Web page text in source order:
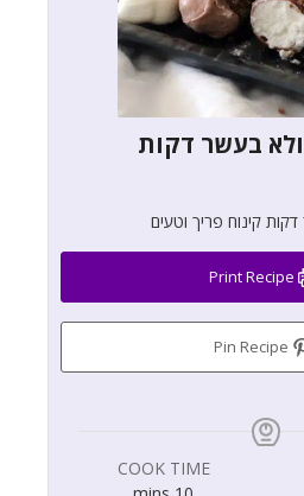
בעשר דקות
קינוח פריך וטעים
COOK TIME